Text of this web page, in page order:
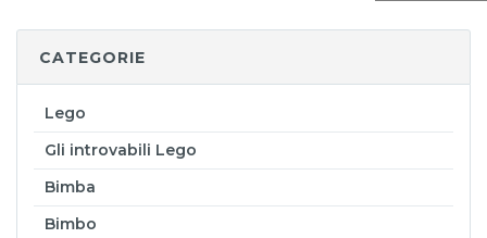
CATEGORIE
Lego
Gli introvabili Lego
Bimba
Bimbo